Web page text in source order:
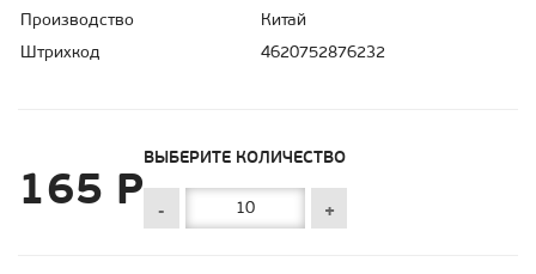
Производство
Китай
Штрихкод
4620752876232
165 Р
ВЫБЕРИТЕ КОЛИЧЕСТВО
- +